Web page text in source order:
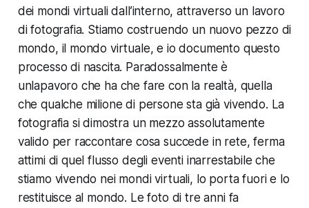
dei mondi virtuali dall’interno, attraverso un lavoro
di fotografia. Stiamo costruendo un nuovo pezzo di
mondo, il mondo virtuale, e io documento questo
processo di nascita. Paradossalmente è
unlapavoro che ha che fare con la realtà, quella
che qualche milione di persone sta già vivendo. La
fotografia si dimostra un mezzo assolutamente
valido per raccontare cosa succede in rete, ferma
attimi di quel flusso degli eventi inarrestabile che
stiamo vivendo nei mondi virtuali, lo porta fuori e lo
restituisce al mondo. Le foto di tre anni fa